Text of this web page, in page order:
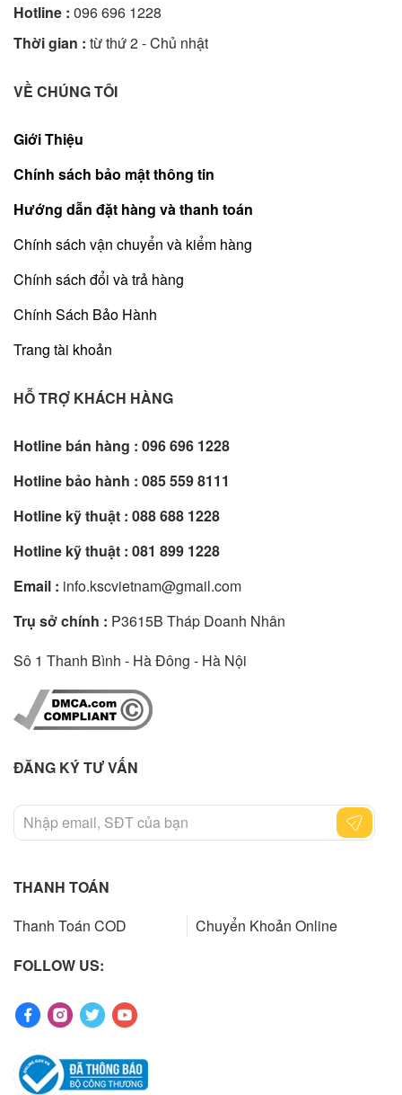
Hotline : 096 696 1228
Thời gian : từ thứ 2 - Chủ nhật
VỀ CHÚNG TÔI
Giới Thiệu
Chính sách bảo mật thông tin
Hướng dẫn đặt hàng và thanh toán
Chính sách vận chuyển và kiểm hàng
Chính sách đổi và trả hàng
Chính Sách Bảo Hành
Trang tài khoản
HỖ TRỢ KHÁCH HÀNG
Hotline bán hàng : 096 696 1228
Hotline bảo hành : 085 559 8111
Hotline kỹ thuật : 088 688 1228
Hotline kỹ thuật : 081 899 1228
Email : info.kscvietnam@gmail.com
Trụ sở chính : P3615B Tháp Doanh Nhân
Sô 1 Thanh Bình - Hà Đông - Hà Nội
ĐĂNG KÝ TƯ VẤN
THANH TOÁN
Thanh Toán COD
Chuyển Khoản Online
FOLLOW US: